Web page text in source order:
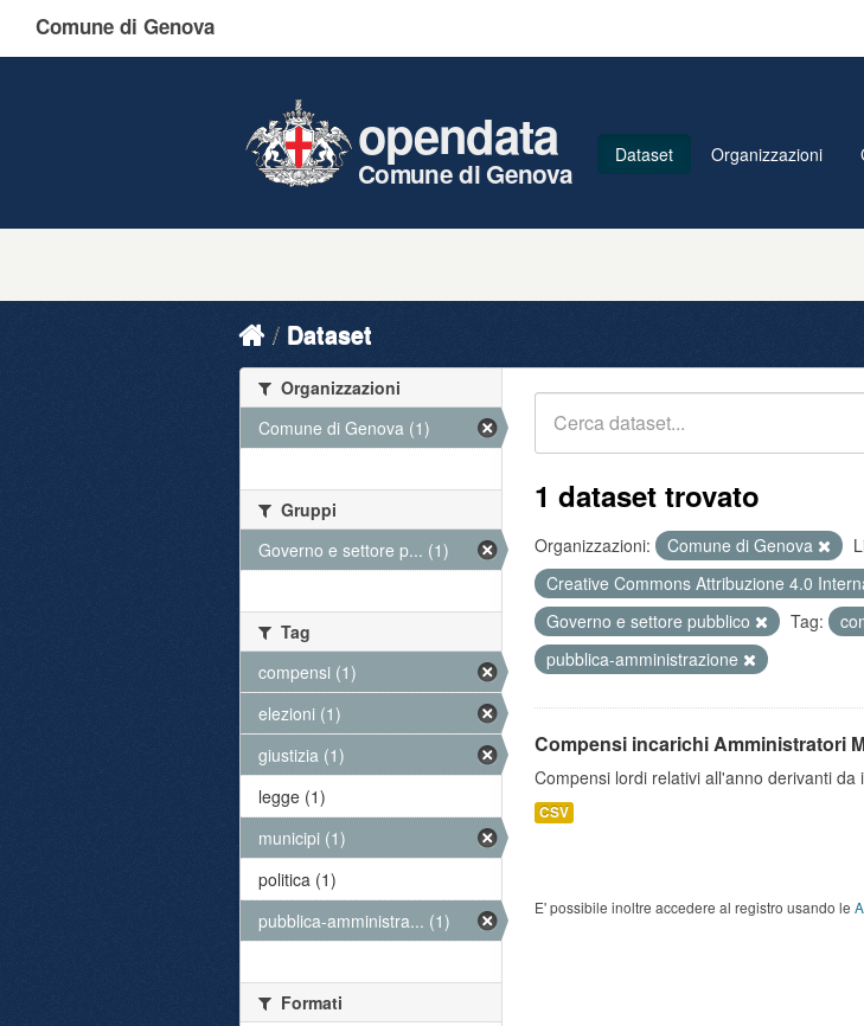
Comune di Genova
opendata
Comune di Genova
Dataset Organizzazioni
Dataset
1 dataset trovato
Organizzazioni: Comune di Genova
Creative Commons Attribuzione 4.0
Governo e settore pubblico
Tag:
pubblica-amministrazione
Compensi incarichi Amministratori
Compensi lordi relativi all'anno derivanti
CSV
E' possibile inoltre accedere al registro usando le
Organizzazioni
Comune di Genova (1)
Gruppi
Governo e settore p... (1)
Tag
compensi (1)
elezioni (1)
giustizia (1)
legge (1)
municipi (1)
politica (1)
pubblica-amministra... (1)
Formati